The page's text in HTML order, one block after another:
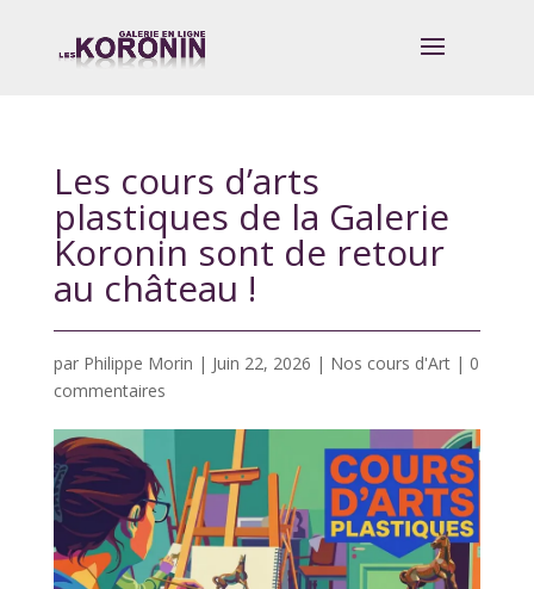
Les cours d’arts
plastiques de la Galerie
Koronin sont de retour
au château !
par Philippe Morin | Juin 22, 2026 | Nos cours d'Art| 0
commentaires